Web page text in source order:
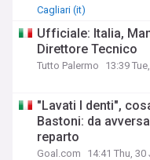
Cagliari (it)
Ufficiale: Italia,
Direttore Tecnico
Tutto Palermo 13:39
"Lavati I denti",
Bastoni: da
reparto
Goal.com 14:41 Thu, 30